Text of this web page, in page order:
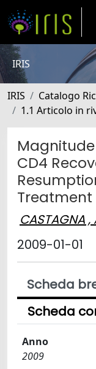
IRIS
IRIS Catalogo
1.1 Articolo in
CD4
CASTAGNA ,
2009-01-01
Scheda
Scheda
Anno
2009